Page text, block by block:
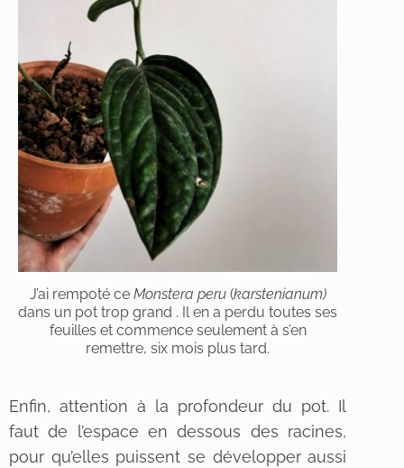
J’ai rempoté ce Monstera peru(karstenianum)
dans un pot trop grand . Il en a perdu toutes ses
feuilles et commence seulement à s’en
remettre, six mois plus tard.
Enfin, attention à la profondeur du pot. Il
faut de l’espace en dessous des racines,
pour qu’elles puissent se développer aussi